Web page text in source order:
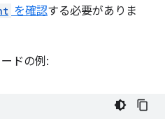
を確認する必要がありま
ドの例: